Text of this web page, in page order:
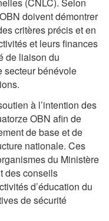
doivent démontrer
critères précis et en
et leurs finances
de liaison du
secteur bénévole
à l’intention des
OBN afin de
de base et de
nationale. Ces
du Ministère
des conseils
d’éducation du
de sécurité